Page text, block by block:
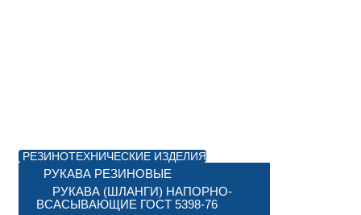
РЕЗИНОТЕХНИЧЕСКИЕ ИЗДЕЛИЯ
РУКАВА РЕЗИНОВЫЕ
РУКАВА (ШЛАНГИ) НАПОРНО-
ВСАСЫВАЮЩИЕ ГОСТ 5398-76